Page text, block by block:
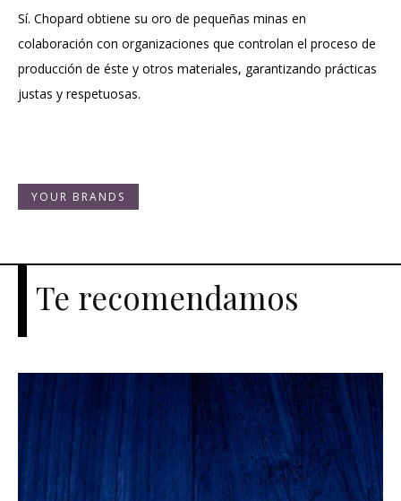
Sí. Chopard obtiene su oro de pequeñas minas en
colaboración con organizaciones que controlan el proceso de
producción de éste y otros materiales, garantizando prácticas
justas y respetuosas.
YOUR BRANDS
Te recomendamos